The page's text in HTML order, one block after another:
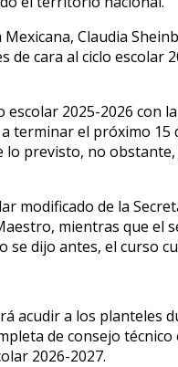
Claudia
cara al ciclo escolar
2025-2026 con
terminar el próximo
lo previsto, no
modificado de la
mientras que
se dijo antes, el curso
acudir a los planteles
de consejo
2026-2027.